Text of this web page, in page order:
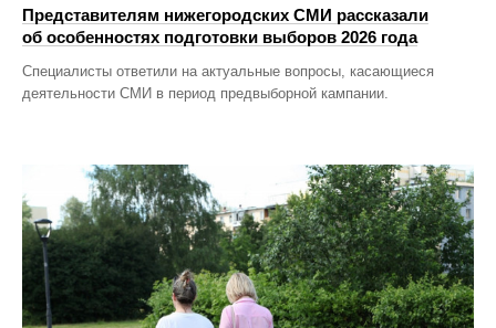
Представителям нижегородских СМИ рассказали
об особенностях подготовки выборов 2026 года
Специалисты ответили на актуальные вопросы, касающиеся
деятельности СМИ в период предвыборной кампании.